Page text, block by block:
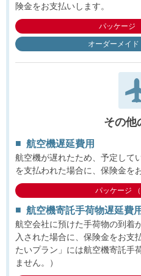
険金をお支払いします。
パッケージ
オーダーメイド
その他
航空機遅延費用
航空機が遅れたため、予定して
を支払われた場合に、保険金を
パッケージ
航空機寄託手荷物遅延費用
航空会社に預けた手荷物の到着
入された場合に、保険金をお支
たいプラン」には航空機寄託手
ません。）